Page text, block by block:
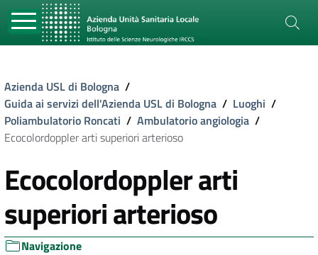
Azienda USL di Bologna /
Guida ai servizi dell'Azienda USL di Bologna / Luoghi /
Poliambulatorio Roncati / Ambulatorio angiologia /
Ecocolordoppler arti superiori arterioso
Ecocolordoppler arti
superiori arterioso
Navigazione